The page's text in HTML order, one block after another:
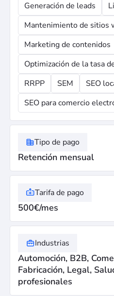
Generación de leads
Mantenimiento de sitios
Marketing de contenidos
Optimización de la tasa
RRPP
SEM SEO
SEO para comercio
Tipo de pago
Retención mensual
Tarifa de pago
500€/mes
Industrias
Automoción, B2B,
Fabricación, Legal,
profesionales